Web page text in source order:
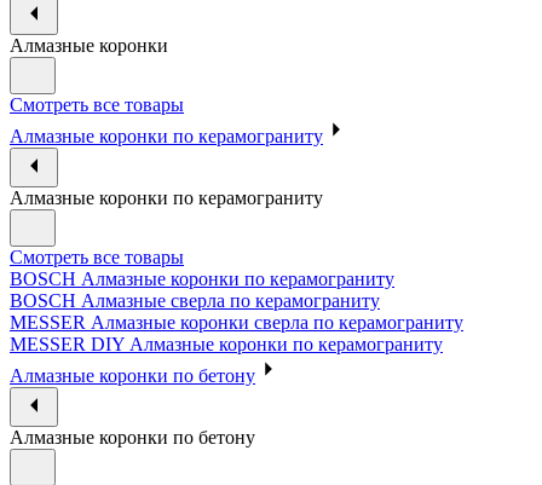
Алмазные коронки
Смотреть все товары
Алмазные коронки по керамограниту
Алмазные коронки по керамограниту
Смотреть все товары
BOSCH Алмазные коронки по керамограниту
BOSCH Алмазные сверла по керамограниту
MESSER Алмазные коронки сверла по керамограниту
MESSER DIY Алмазные коронки по керамограниту
Алмазные коронки по бетону
Алмазные коронки по бетону